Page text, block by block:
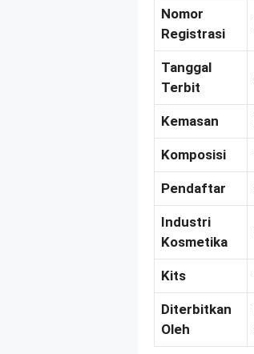
Nomor
Registrasi
Tanggal
Terbit
Kemasan
Komposisi
Pendaftar
Industri
Kosmetika
Kits
Diterbitkan
Oleh